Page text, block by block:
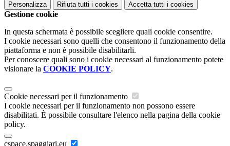
Personalizza Rifiuta tutti i cookies Accetta tutti i cookies
Gestione cookie
In questa schermata è possibile scegliere quali cookie consentire.
I cookie necessari sono quelli che consentono il funzionamento della
piattaforma e non è possibile disabilitarli.
Per conoscere quali sono i cookie necessari al funzionamento potete
visionare la COOKIE POLICY.
Cookie necessari per il funzionamento
I cookie necessari per il funzionamento non possono essere
disabilitati. È possibile consultare l'elenco nella pagina della cookie
policy.
cspace.spaggiari.eu